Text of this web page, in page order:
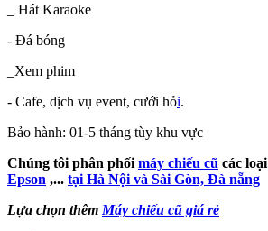
_ Hát Karaoke
- Đá bóng
_Xem phim
- Cafe, dịch vụ event, cưới hỏi.
Bảo hành: 01-5 tháng tùy khu vực
Chúng tôi phân phối máy chiếu cũ các loại
Epson ,... tại Hà Nội và Sài Gòn, Đà nẵng
Lựa chọn thêm Máy chiếu cũ giá rẻ